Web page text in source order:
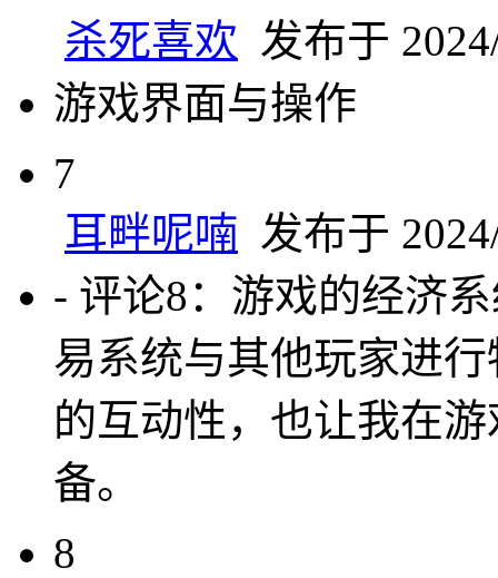
杀死喜欢 发布于
游戏界面与操作
7
耳畔呢喃 发布于
- 评论8：游戏的经济
易系统与其他玩家进
的互动性，也让我在
备。
8